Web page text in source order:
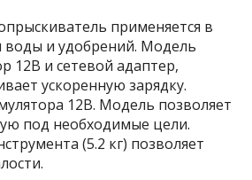
применяется в
воды и удобрений. Модель
12В и сетевой адаптер,
ускоренную зарядку.
12В. Модель позволяет
под необходимые цели.
(5.2 кг) позволяет